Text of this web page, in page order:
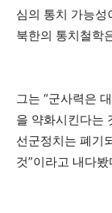
심의 통치 가능성
북한의 통치철학
그는 “군사력은
을 약화시킨다는
선군정치는 폐기
것”이라고 내다봤